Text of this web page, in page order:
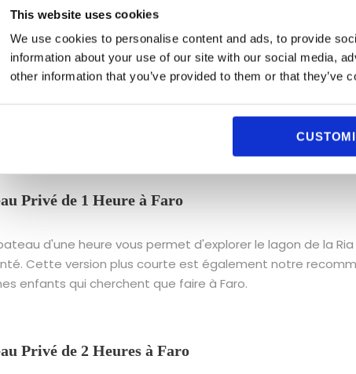
This website uses cookies
We use cookies to personalise content and ads, to provide
information about your use of our site with our social media,
other information that you’ve provided to them or that they’ve
savent parcourir cette belle région sans laisser
de Votre Excursion en Bateau Privé à Faro
de voyage qui vous convient. Vous pouvez choisir entre
ou plus. Pour encore plus d'options, parcourez toute
de Faro
Excursions en Bateau sur la Ria
Privé de 1 Heure à Faro
d'une heure vous permet d'explorer le lagon de la
Cette version plus courte est également notre
enfants qui cherchent que faire à Faro.
Privé de 2 Heures à Faro